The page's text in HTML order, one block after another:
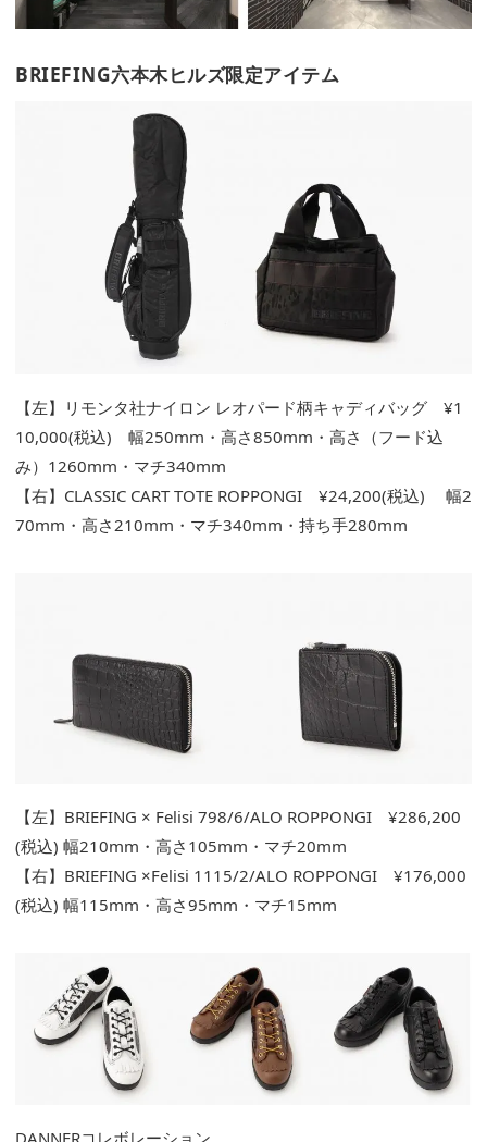
BRIEFING六本木ヒルズ限定アイテム
【左】リモンタ社ナイロン レオパード柄キャディバッグ ¥1
10,000(税込) 幅250mm・高さ850mm・高さ（フード込
み）1260mm・マチ340mm
【右】CLASSIC CART TOTE ROPPONGI ¥24,200(税込) 幅2
70mm・高さ210mm・マチ340mm・持ち手280mm
【左】BRIEFING × Felisi 798/6/ALO ROPPONGI ¥286,200
(税込) 幅210mm・高さ105mm・マチ20mm
【右】BRIEFING ×Felisi 1115/2/ALO ROPPONGI ¥176,000
(税込) 幅115mm・高さ95mm・マチ15mm
DANNERコレボレーション